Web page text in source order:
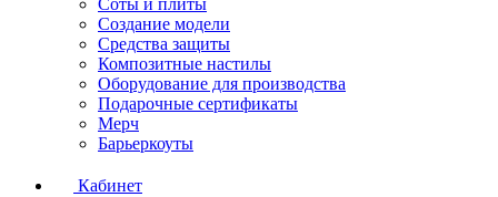
Соты и плиты
Создание модели
Средства защиты
Композитные настилы
Оборудование для производства
Подарочные сертификаты
Мерч
Барьеркоуты
Кабинет